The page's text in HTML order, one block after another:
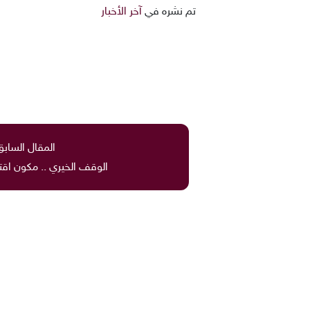
تم نشره في آخر الأخبار
المقال
الوقف الخيري .. مكون